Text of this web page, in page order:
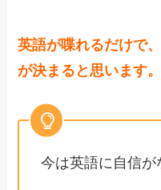
英語が喋れるだけで
が決まると思います。
今は英語に自信が